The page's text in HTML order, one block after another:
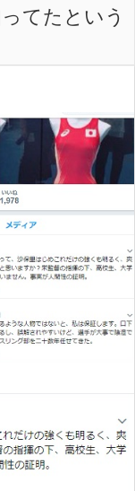
てたという